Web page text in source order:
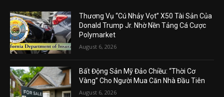
Thương Vụ “Cú Nhảy Vọt” X50 Tài Sản Của
Donald Trump Jr. Nhờ Nền Tảng Cá Cược
Polymarket
August 6, 2026
Bất Động Sản Mỹ Đảo Chiều: “Thời Cơ
Vàng” Cho Người Mua Căn Nhà Đầu Tiên
August 6, 2026